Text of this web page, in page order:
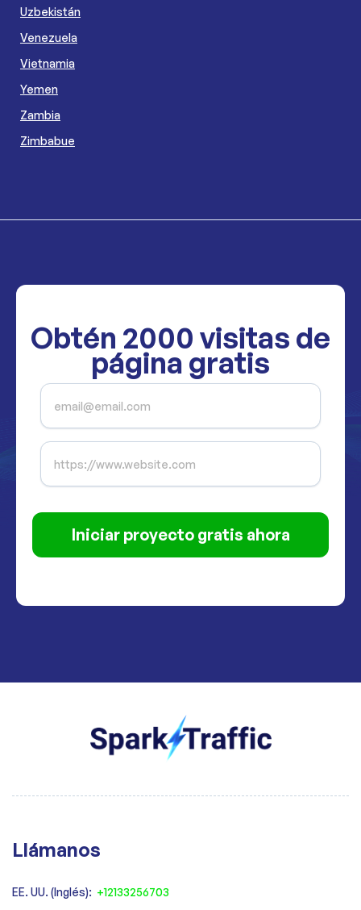
Uzbekistán
Venezuela
Vietnamia
Yemen
Zambia
Zimbabue
Obtén 2000 visitas de
página gratis
Iniciar proyecto gratis ahora
Llámanos
EE. UU. (Inglés): +12133256703